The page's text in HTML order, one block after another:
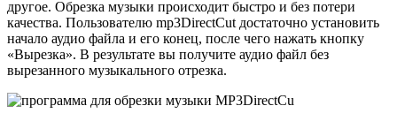
другое. Обрезка музыки происходит быстро и без потери
качества. Пользователю mp3DirectCut достаточно установить
начало аудио файла и его конец, после чего нажать кнопку
«Вырезка». В результате вы получите аудио файл без
вырезанного музыкального отрезка.